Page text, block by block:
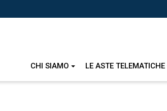
CHI SIAMO LE ASTE TELEMATICHE